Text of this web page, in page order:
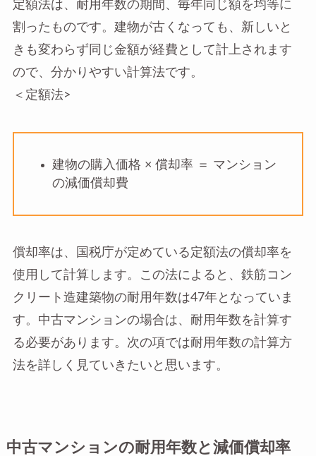
定額法は、耐用年数の期間、毎年同じ額を均等に
割ったものです。建物が古くなっても、新しいと
きも変わらず同じ金額が経費として計上されます
ので、分かりやすい計算法です。
＜定額法>
建物の購入価格 × 償却率 ＝ マンション
の減価償却費
償却率は、国税庁が定めている定額法の償却率を
使用して計算します。この法によると、鉄筋コン
クリート造建築物の耐用年数は47年となっていま
す。中古マンションの場合は、耐用年数を計算す
る必要があります。次の項では耐用年数の計算方
法を詳しく見ていきたいと思います。
中古マンションの耐用年数と減価償却率